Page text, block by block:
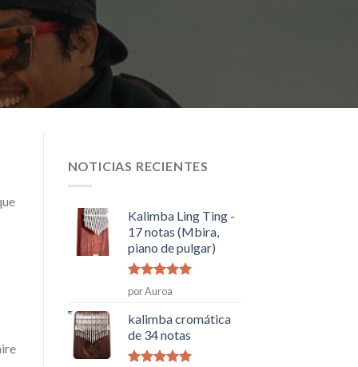
NOTICIAS RECIENTES
Kalimba Ling Ting -
17 notas (Mbira,
piano de pulgar)
Rated5de
5
por Auroa
kalimba cromática
de 34 notas